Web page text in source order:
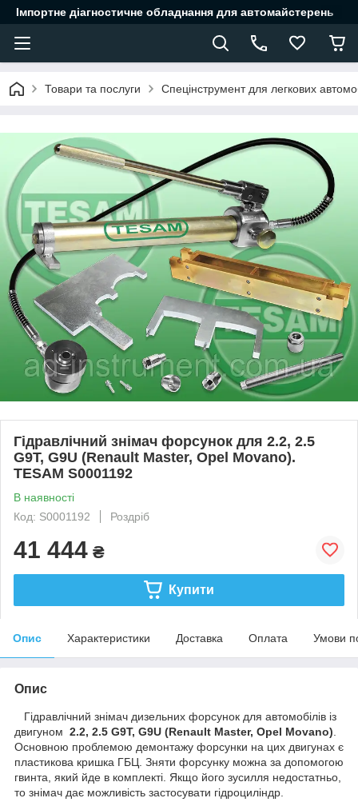
Імпортне діагностичне обладнання для автомайстерень
Товари та послуги Спецінструмент для легкових
Гідравлічний знімач форсунок для 2.2, 2.5
G9T, G9U (Renault Master, Opel Movano).
TESAM S0001192
В наявності
Код: S0001192
Роздріб
41 444 ₴
Купити
Опис Характеристики Доставка Оплата Умови
Опис
Гідравлічний знімач дизельних форсунок для автомобілів із
двигуном 2.2, 2.5 G9T, G9U (Renault Master, Opel Movano)
Основною проблемою демонтажу форсунки на цих двигунах є
пластикова кришка ГБЦ. Зняти форсунку можна за допомогою
гвинта, який йде в комплекті. Якщо його зусилля недостатньо,
то знімач дає можливість застосувати гідроциліндр.